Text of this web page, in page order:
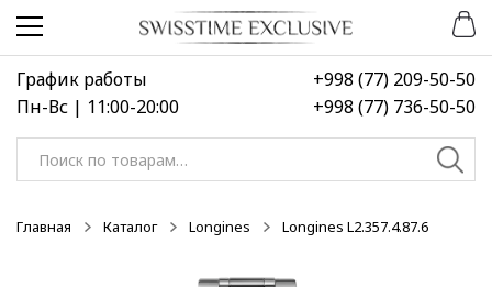
Перейти
навигации
Перейти
содержимому
График работы
Пн-Вс | 11:00-20:00
+998 (77) 209-50-50
+998 (77) 736-50-50
Искать:
Главная Каталог Longines Longines L2.357.4.87.6